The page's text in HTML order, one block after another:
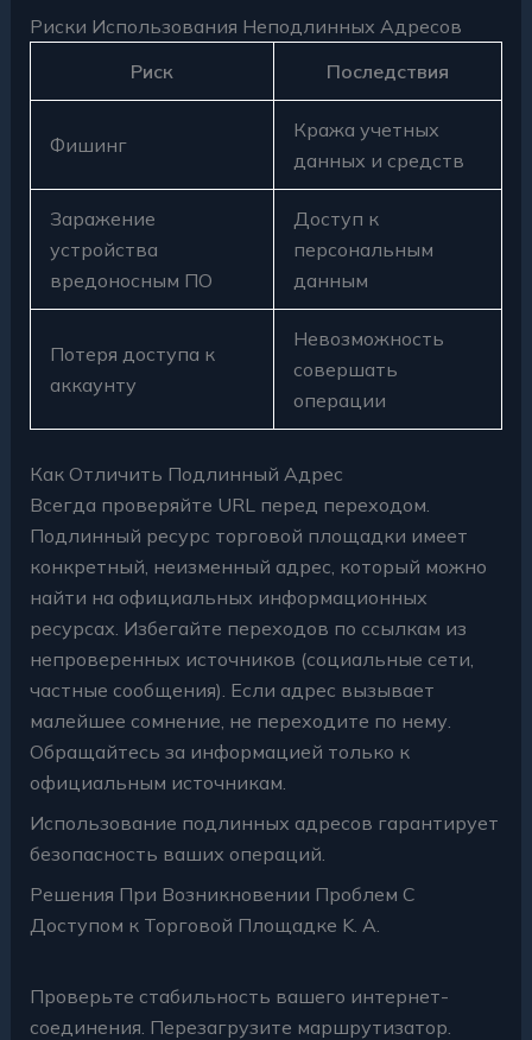
Риски Использования Неподлинных Адресов
Риск
Последствия
Фишинг
Кража учетных
данных и средств
Заражение
устройства
вредоносным ПО
Доступ к
персональным
данным
Потеря доступа к
аккаунту
Невозможность
совершать
операции
Как Отличить Подлинный Адрес
Всегда проверяйте URL перед переходом.
Подлинный ресурс торговой площадки имеет
конкретный, неизменный адрес, который можно
найти на официальных информационных
ресурсах. Избегайте переходов по ссылкам из
непроверенных источников (социальные сети,
частные сообщения). Если адрес вызывает
малейшее сомнение, не переходите по нему.
Обращайтесь за информацией только к
официальным источникам.
Использование подлинных адресов гарантирует
безопасность ваших операций.
Решения При Возникновении Проблем С
Доступом к Торговой Площадке K. А.
Проверьте стабильность вашего интернет-
соединения. Перезагрузите маршрутизатор.